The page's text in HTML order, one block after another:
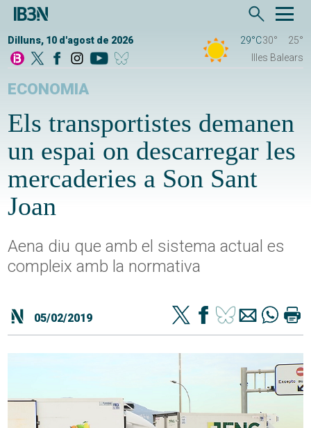
Dilluns, 10 d'agost de 2026 29°C30°
25°
Illes Balears
ECONOMIA
Els transportistes demanen
un espai on descarregar les
mercaderies a Son Sant
Joan
Aena diu que amb el sistema actual es
compleix amb la normativa
05/02/2019